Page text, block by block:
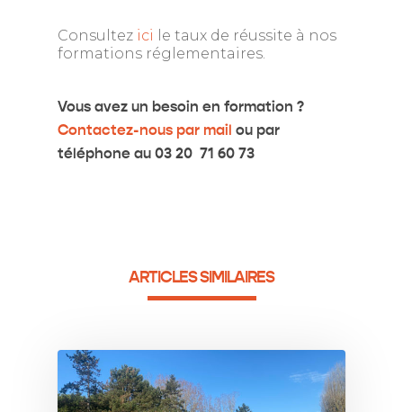
Consultez ici
le taux de réussite à nos
formations réglementaires.
Vous avez un besoin en formation ?
Contactez-nous par mail ou par
téléphone au 03 20 71 60 73
ARTICLES SIMILAIRES